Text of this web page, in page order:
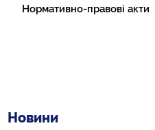
Нормативно-правові акти
Новини